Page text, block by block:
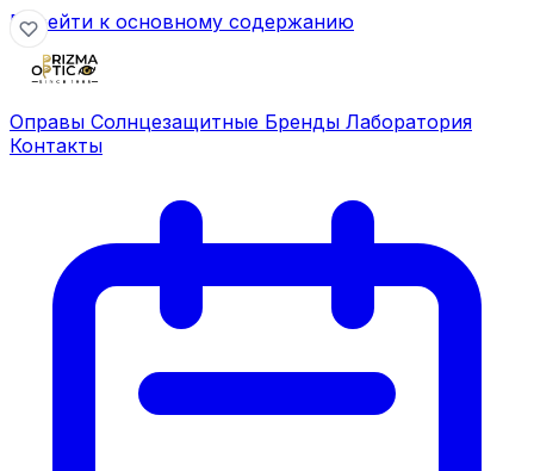
Перейти к основному содержанию
Оправы Солнцезащитные Бренды Лаборатория
Контакты